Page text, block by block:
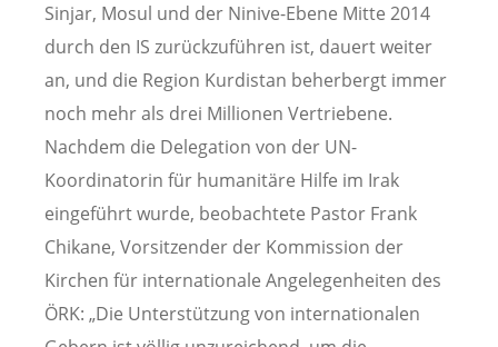
Sinjar, Mosul und der Ninive-Ebene Mitte 2014
durch den IS zurückzuführen ist, dauert weiter
an, und die Region Kurdistan beherbergt immer
noch mehr als drei Millionen Vertriebene.
Nachdem die Delegation von der UN-
Koordinatorin für humanitäre Hilfe im Irak
eingeführt wurde, beobachtete Pastor Frank
Chikane, Vorsitzender der Kommission der
Kirchen für internationale Angelegenheiten des
ÖRK: „Die Unterstützung von internationalen